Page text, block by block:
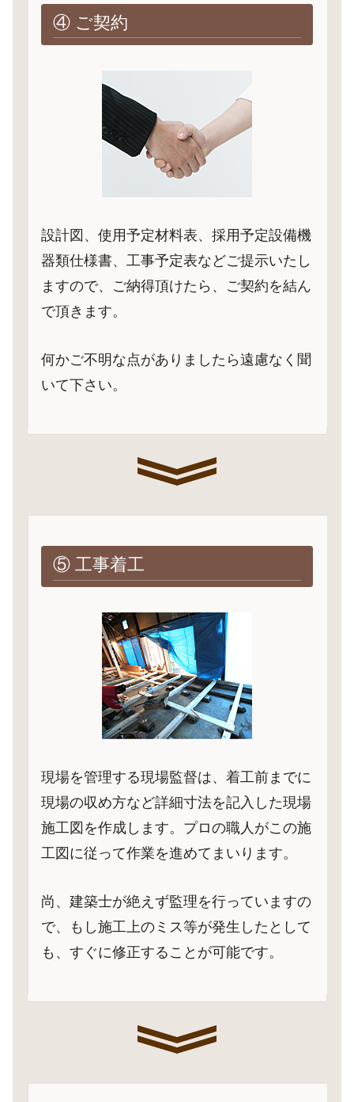
④ ご契約
設計図、使用予定材料表、採用予定設備機
器類仕様書、工事予定表などご提示いたし
ますので、ご納得頂けたら、ご契約を結ん
で頂きます。
何かご不明な点がありましたら遠慮なく聞
いて下さい。
⑤ 工事着工
現場を管理する現場監督は、着工前までに
現場の収め方など詳細寸法を記入した現場
施工図を作成します。プロの職人がこの施
工図に従って作業を進めてまいります。
尚、建築士が絶えず監理を行っていますの
で、もし施工上のミス等が発生したとして
も、すぐに修正することが可能です。